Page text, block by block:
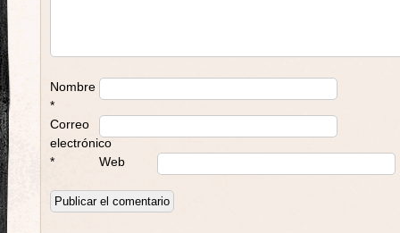
Nombre
*
Correo
electrónico
*
Web